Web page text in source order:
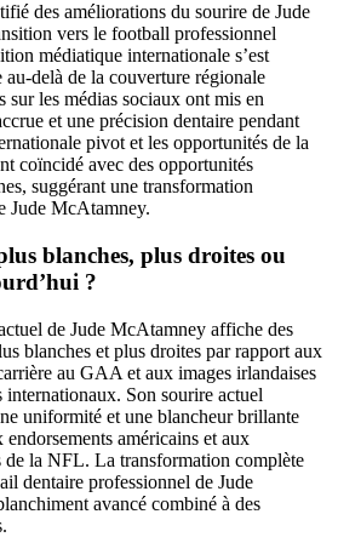
des améliorations du sourire de Jude
vers le football professionnel
médiatique internationale s’est
au-delà de la couverture régionale
sur les médias sociaux ont mis en
et une précision dentaire pendant
pivot et les opportunités de la
coïncidé avec des opportunités
suggérant une transformation
Jude McAtamney.
blanches, plus droites ou
?
de Jude McAtamney affiche des
blanches et plus droites par rapport aux
au GAA et aux images irlandaises
Son sourire actuel
uniformité et une blancheur brillante
américains et aux
de la NFL. La transformation complète
dentaire professionnel de Jude
avancé combiné à des